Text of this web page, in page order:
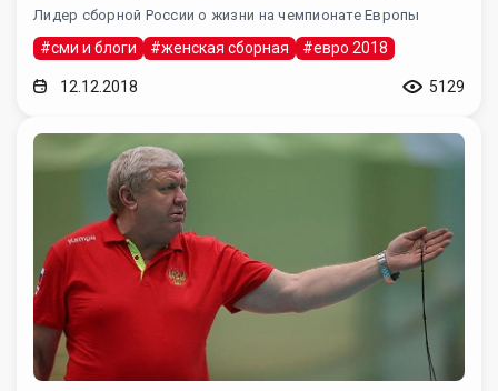
Лидер сборной России о жизни на чемпионате Европы
#сми и блоги #женская сборная #евро 2018
12.12.2018 5129